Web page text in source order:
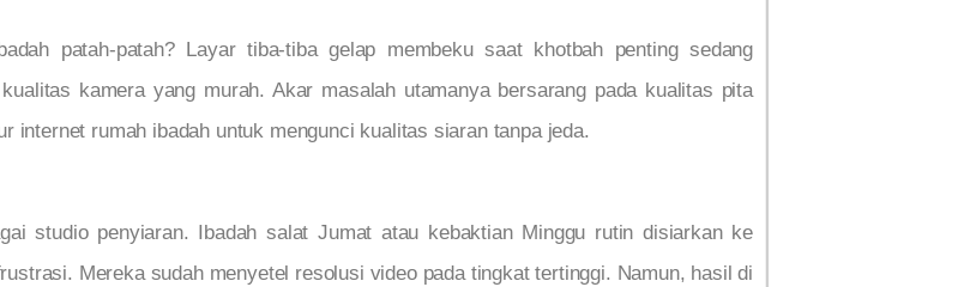
patah-patah? Layar tiba-tiba gelap membeku saat khotbah penting sedang
kamera yang murah. Akar masalah utamanya bersarang pada kualitas pita
internet rumah ibadah untuk mengunci kualitas siaran tanpa jeda.
studio penyiaran. Ibadah salat Jumat atau kebaktian Minggu rutin disiarkan ke
Mereka sudah menyetel resolusi video pada tingkat tertinggi. Namun, hasil di